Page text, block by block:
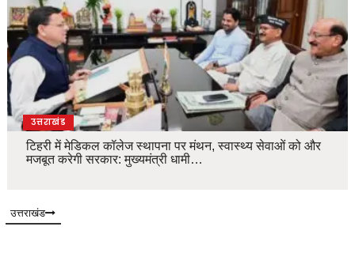
उत्तराखंड
टिहरी में मेडिकल कॉलेज स्थापना पर मंथन, स्वास्थ्य सेवाओं को और
मजबूत करेगी सरकार: मुख्यमंत्री धामी…
उत्तराखंड